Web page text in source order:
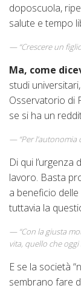
doposcuola,
salute e tempo
“Crescere un
Ma, come
studi
Osservatorio di
se si ha un
“Per
Di qui
lavoro. Basta
a beneficio delle
tuttavia la
“Con la giusta
vita, quello che
E se la società
sembrano fare